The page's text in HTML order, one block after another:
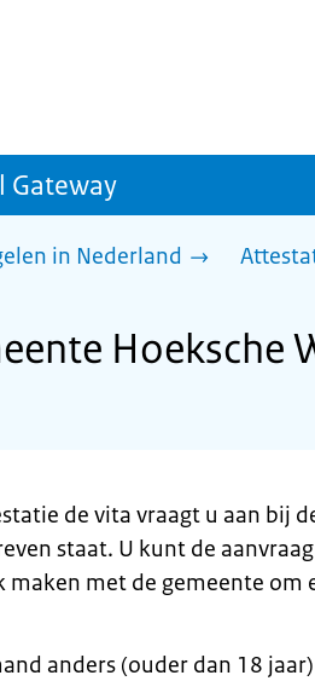
Gateway
in Nederland
Hoeksche
de vita vraagt u aan bij
staat. U kunt de
maken met de gemeente om
anders (ouder dan 18